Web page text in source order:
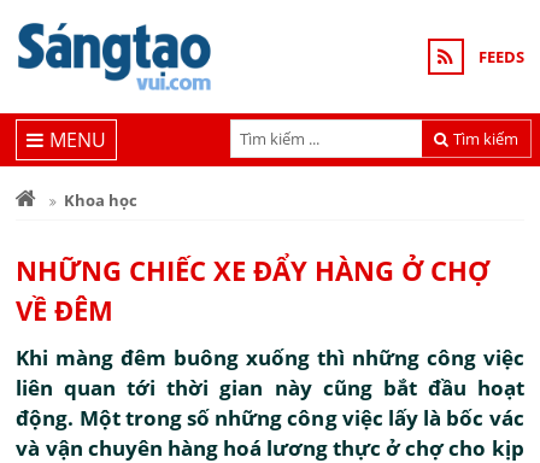
FEEDS
Tìm kiếm
MENU
Khoa học
NHỮNG CHIẾC XE ĐẨY HÀNG Ở CHỢ
VỀ ĐÊM
Khi màng đêm buông xuống thì những công việc
liên quan tới thời gian này cũng bắt đầu hoạt
động. Một trong số những công việc lấy là bốc vác
và vận chuyên hàng hoá lương thực ở chợ cho kịp